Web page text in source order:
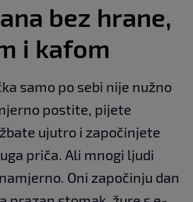
bez hrane,
i kafom
samo po sebi nije nužno
postite, pijete
ujutro i započinjete
priča. Ali mnogi ljudi
Oni započinju dan